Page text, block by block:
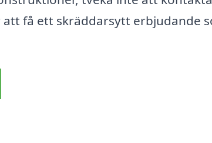
få ett skräddarsytt erbjudande